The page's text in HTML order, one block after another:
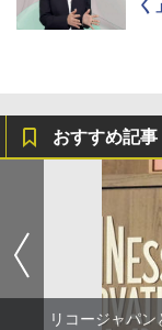
く」
おすすめ記事
リコージャパ